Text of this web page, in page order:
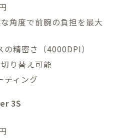
角度で前腕の負担を最大
精密さ（4000DPI）
り替え可能
ティング
3S